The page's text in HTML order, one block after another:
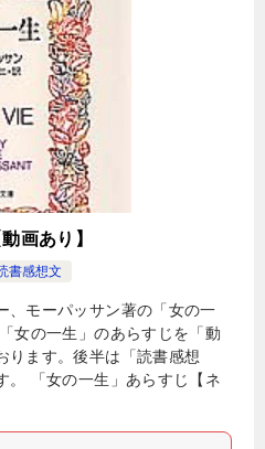
画あり】
書感想文
、モーパッサン著の「女の一
女の一生」のあらすじを「動
ります。後半は「読書感想
。 「女の一生」あらすじ【ネ